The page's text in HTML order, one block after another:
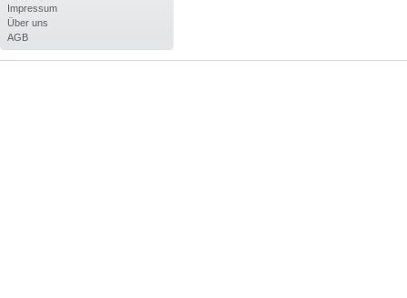
Impressum
Über uns
AGB